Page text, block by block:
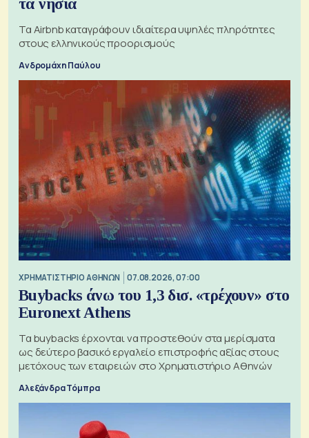
τα νησιά
Τα Airbnb καταγράφουν ιδιαίτερα υψηλές πληρότητες
στους ελληνικούς προορισμούς
Ανδρομάχη Παύλου
XΡΗΜΑΤΙΣΤΗΡΙΟ ΑΘΗΝΩΝ 07.08.2026, 07:00
Buybacks άνω του 1,3 δισ. «τρέχουν» στο
Euronext Athens
Τα buybacks έρχονται να προστεθούν στα μερίσματα
ως δεύτερο βασικό εργαλείο επιστροφής αξίας στους
μετόχους των εταιρειών στο Χρηματιστήριο Αθηνών
Αλεξάνδρα Τόμπρα